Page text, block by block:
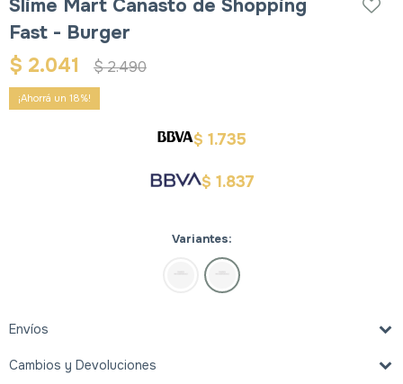
Slime Mart Canasto de Shopping
Fast - Burger
$ 2.041 $2.490
18
$ 1.735
$ 1.837
Variantes:
Envíos
Cambios y Devoluciones